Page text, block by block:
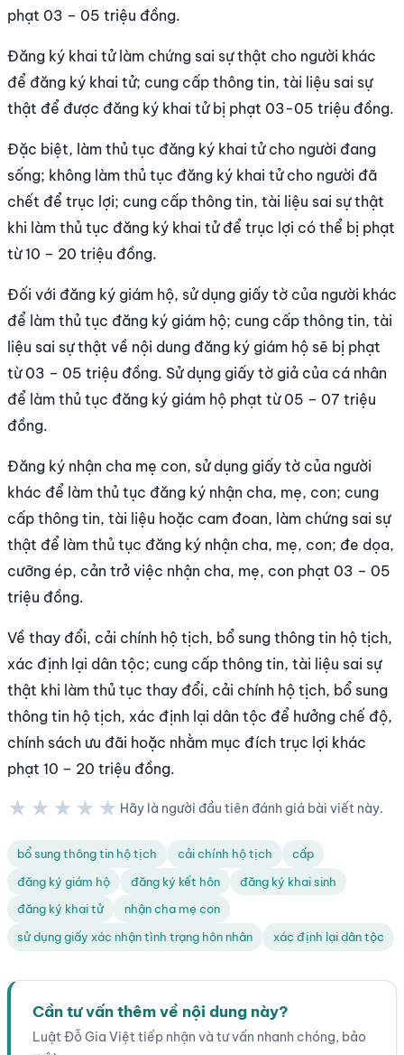
phạt 03 – 05 triệu đồng.
Đăng ký khai tử làm chứng sai sự thật cho người khác
để đăng ký khai tử; cung cấp thông tin, tài liệu sai sự
thật để được đăng ký khai tử bị phạt 03-05 triệu đồng.
Đặc biệt, làm thủ tục đăng ký khai tử cho người đang
sống; không làm thủ tục đăng ký khai tử cho người đã
chết để trục lợi; cung cấp thông tin, tài liệu sai sự thật
khi làm thủ tục đăng ký khai tử để trục lợi có thể bị phạt
từ 10 – 20 triệu đồng.
Đối với đăng ký giám hộ, sử dụng giấy tờ của người khác
để làm thủ tục đăng ký giám hộ; cung cấp thông tin, tài
liệu sai sự thật về nội dung đăng ký giám hộ sẽ bị phạt
từ 03 – 05 triệu đồng. Sử dụng giấy tờ giả của cá nhân
để làm thủ tục đăng ký giám hộ phạt từ 05 – 07 triệu
đồng.
Đăng ký nhận cha mẹ con, sử dụng giấy tờ của người
khác để làm thủ tục đăng ký nhận cha, mẹ, con; cung
cấp thông tin, tài liệu hoặc cam đoan, làm chứng sai sự
thật để làm thủ tục đăng ký nhận cha, mẹ, con; đe dọa,
cưỡng ép, cản trở việc nhận cha, mẹ, con phạt 03 – 05
triệu đồng.
Về thay đổi, cải chính hộ tịch, bổ sung thông tin hộ tịch,
xác định lại dân tộc; cung cấp thông tin, tài liệu sai sự
thật khi làm thủ tục thay đổi, cải chính hộ tịch, bổ sung
thông tin hộ tịch, xác định lại dân tộc để hưởng chế độ,
chính sách ưu đãi hoặc nhằm mục đích trục lợi khác
phạt 10 – 20 triệu đồng.
★★★★★ Hãy là người đầu tiên đánh giá bài viết này.
bổ sung thông tin hộ tịch cải chính hộ tịch
cấp
đăng ký giám hộ
đăng ký kết hôn
đăng ký khai sinh
đăng ký khai tử
nhận cha mẹ con
sử dụng giấy xác nhận tình trạng hôn nhân
xác định lại dân tộc
Cần tư vấn thêm về nội dung này?
Luật Đỗ Gia Việt tiếp nhận và tư vấn nhanh chóng, bảo